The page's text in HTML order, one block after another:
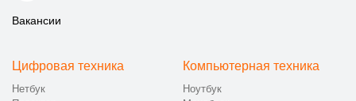
Вакансии
Цифровая техника
Нетбук
Компьютерная техника
Ноутбук